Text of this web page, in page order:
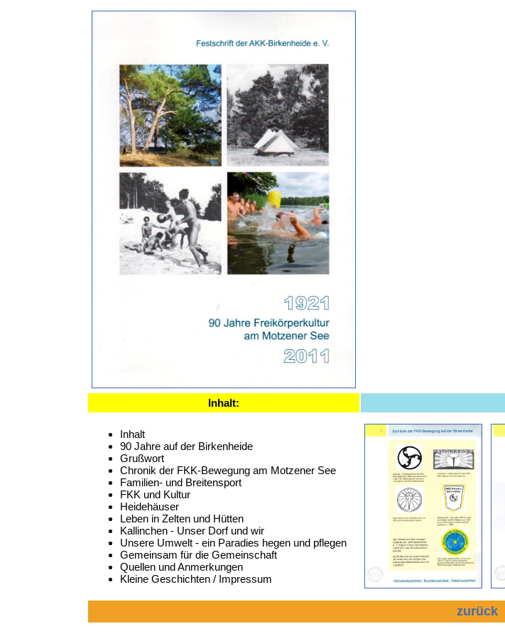
Inhalt:
Inhalt
90 Jahre auf der Birkenheide
Grußwort
Chronik der FKK-Bewegung am Motzener See
Familien- und Breitensport
FKK und Kultur
Heidehäuser
Leben in Zelten und Hütten
Kallinchen - Unser Dorf und wir
Unsere Umwelt - ein Paradies hegen und pflegen
Gemeinsam für die Gemeinschaft
Quellen und Anmerkungen
Kleine Geschichten / Impressum
zurück